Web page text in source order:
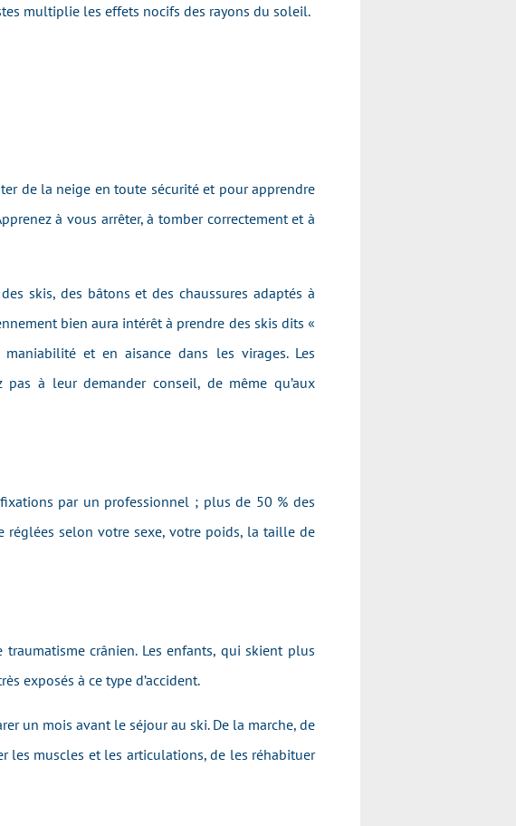
multiplie les effets nocifs des rayons du soleil.
de la neige en toute sécurité et pour apprendre
à vous arrêter, à tomber correctement et à
skis, des bâtons et des chaussures adaptés à
bien aura intérêt à prendre des skis dits «
et en aisance dans les virages. Les
à leur demander conseil, de même qu’aux
par un professionnel ; plus de 50 % des
selon votre sexe, votre poids, la taille de
crânien. Les enfants, qui skient plus
exposés à ce type d’accident.
un mois avant le séjour au ski. De la marche, de
muscles et les articulations, de les réhabituer